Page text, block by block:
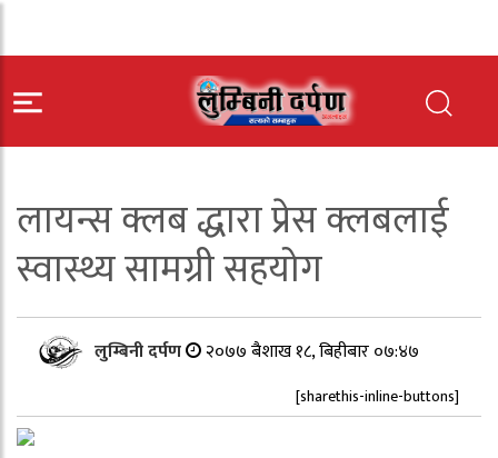
लायन्स क्लब द्धारा प्रेस क्लबलाई
स्वास्थ्य सामग्री सहयोग
लुम्बिनी दर्पण २०७७ बैशाख १८, बिहीबार ०७:४७
[sharethis-inline-buttons]